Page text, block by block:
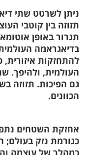
ניתן לשרטט שתי
תזוזה בין קוטבי
תגרור באופן
בדיאגראמה
להתחזקות איזורית,
העולמית, ולהיפך.
גם הפיכות. תזוזה
הכוונים.
אחזקת השטחים
כגורמת נזק בעולם;
כמהלך של עוצמה